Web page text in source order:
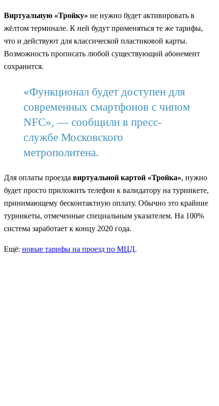
Виртуальную «Тройку» не нужно будет активировать в
жёлтом терминале. К ней будут применяться те же тарифы,
что и действуют для классической пластиковой карты.
Возможность прописать любой существующий абонемент
сохранится.
«Функционал будет доступен для
современных смартфонов с чипом
NFC», — сообщили в пресс-
службе Московского
метрополитена.
Для оплаты проезда виртуальной картой «Тройка», нужно
будет просто приложить телефон к валидатору на турникете,
принимающему бесконтактную оплату. Обычно это крайние
турникеты, отмеченные специальным указателем. На 100%
система заработает к концу 2020 года.
Ещё: новые тарифы на проезд по МЦД.